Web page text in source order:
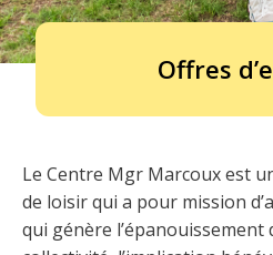
Offres
Le Centre Mgr Marcoux est
de loisir qui a pour mission
qui génère l’épanouissement